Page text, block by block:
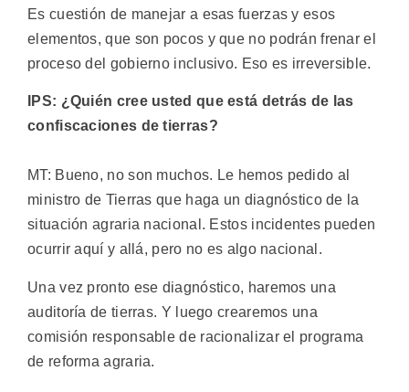
Es cuestión de manejar a esas fuerzas y esos
elementos, que son pocos y que no podrán frenar el
proceso del gobierno inclusivo. Eso es irreversible.
IPS: ¿Quién cree usted que está detrás de las
confiscaciones de tierras?
MT: Bueno, no son muchos. Le hemos pedido al
ministro de Tierras que haga un diagnóstico de la
situación agraria nacional. Estos incidentes pueden
ocurrir aquí y allá, pero no es algo nacional.
Una vez pronto ese diagnóstico, haremos una
auditoría de tierras. Y luego crearemos una
comisión responsable de racionalizar el programa
de reforma agraria.